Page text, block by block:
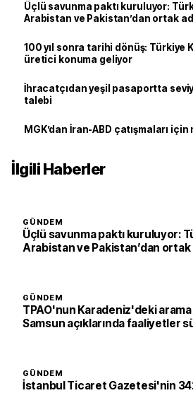
Üçlü savunma paktı kuruluyor:
Arabistan ve Pakistan’dan ortak
100 yıl sonra tarihi dönüş: Türkiye
üretici konuma geliyor
İhracatçıdan yeşil pasaportta
talebi
MGK’dan İran-ABD çatışmaları için
İlgili Haberler
GÜNDEM
Üçlü savunma paktı kuruluyor:
Arabistan ve Pakistan’dan ortak
GÜNDEM
TPAO'nun Karadeniz'deki arama
Samsun açıklarında faaliyetler
GÜNDEM
İstanbul Ticaret Gazetesi'nin